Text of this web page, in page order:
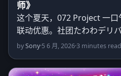
师》
这个夏天，072 Project 一
联动优惠。社团たわわデリ
bySony·5 6 月, 2026·3 minutes read